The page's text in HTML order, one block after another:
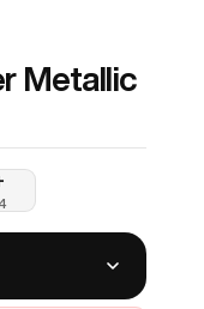
Metallic
Leopard
Navy Gum
OG Black Wonder